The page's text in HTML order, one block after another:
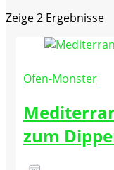
Zeige2 Ergebnisse
Ofen-Monster
zum